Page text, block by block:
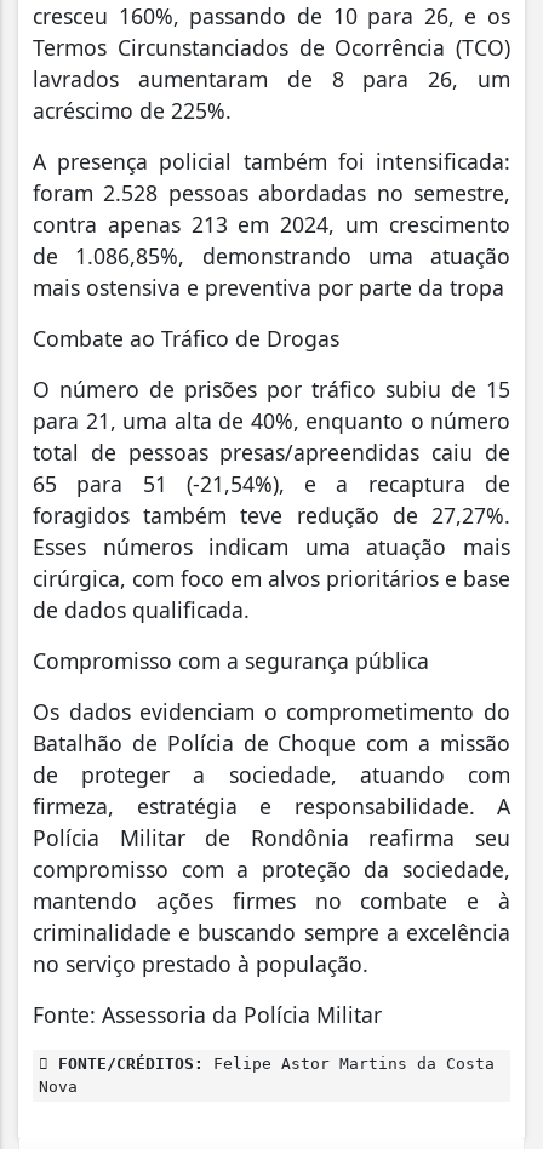
cresceu 160%, passando de 10 para 26, e os
Termos Circunstanciados de Ocorrência (TCO)
lavrados aumentaram de 8 para 26, um
acréscimo de 225%.
A presença policial também foi intensificada:
foram 2.528 pessoas abordadas no semestre,
contra apenas 213 em 2024, um crescimento
de 1.086,85%, demonstrando uma atuação
mais ostensiva e preventiva por parte da tropa
Combate ao Tráfico de Drogas
O número de prisões por tráfico subiu de 15
para 21, uma alta de 40%, enquanto o número
total de pessoas presas/apreendidas caiu de
65 para 51 (-21,54%), e a recaptura de
foragidos também teve redução de 27,27%.
Esses números indicam uma atuação mais
cirúrgica, com foco em alvos prioritários e base
de dados qualificada.
Compromisso com a segurança pública
Os dados evidenciam o comprometimento do
Batalhão de Polícia de Choque com a missão
de proteger a sociedade, atuando com
firmeza, estratégia e responsabilidade. A
Polícia Militar de Rondônia reafirma seu
compromisso com a proteção da sociedade,
mantendo ações firmes no combate e à
criminalidade e buscando sempre a excelência
no serviço prestado à população.
Fonte: Assessoria da Polícia Militar
FONTE/CRÉDITOS:
Felipe Astor Martins da Costa
Nova